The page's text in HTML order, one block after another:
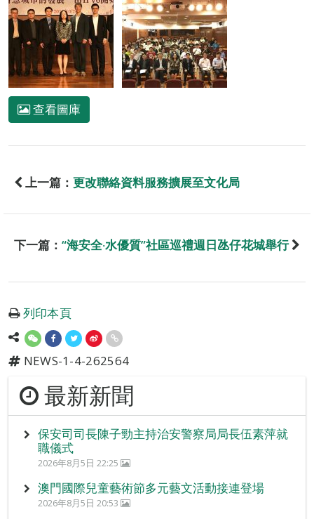
查看圖庫
上一篇： 更改聯絡資料服務擴展至文化局
下一篇： “海安全‧水優質”社區巡禮週日氹仔花城舉行
列印本頁
NEWS-1-4-262564
最新新聞
保安司司長陳子勁主持治安警察局局長伍素萍就
職儀式
2026年8月5日 22:25
澳門國際兒童藝術節多元藝文活動接連登場
2026年8月5日 20:53